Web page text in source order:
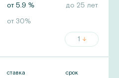
от 5.9 % до 25 лет
от 30%
1
ставка срок